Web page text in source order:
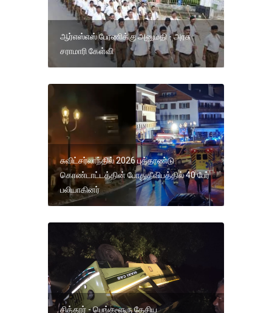
ஆர்எஸ்எஸ் பேரணிக்கு அனுமதி - அரசு
சராமாரி கேள்வி
சுவிட்சர்லாந்தில் 2026 புத்தாண்டு
கொண்டாட்டத்தின் போதுதீவிபத்தில் 40 பேர்
பலியாகினர்
சித்தூர் - பெங்களூரு தேசிய